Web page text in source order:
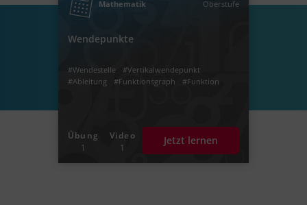
Mathematik Oberstufe
Wendepunkte
#Wendestelle
#Vertikalwendepunkt
#Ableitung
#Funktionsgraph #Funktion
Übung
1
Video
1
Jetzt lernen